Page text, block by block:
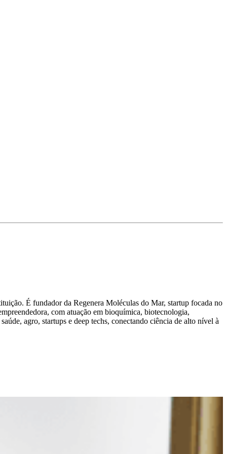
É fundador da Regenera Moléculas do Mar, startup focada no
com atuação em bioquímica, biotecnologia,
agro, startups e deep techs, conectando ciência de alto nível à